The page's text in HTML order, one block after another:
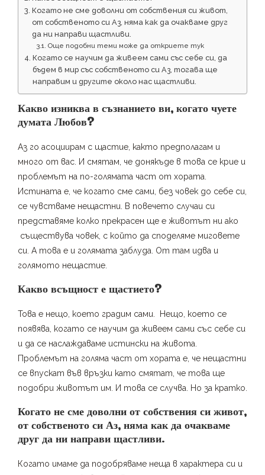
Когато не сме доволни от собствения си живот,
от собственото си Аз, няма как да очакваме друг
да ни направи щастливи.
Още подобни теми може да откриете тук
Когато се научим да живеем сами със себе си, да
бъдем в мир със собственото си Аз, тогава ще
направим и другите около нас щастливи.
Какво изниква в съзнанието ви, когато чуете
думата Любов?
Аз го асоциирам с щастие, както предполагам и
много от вас. И смятам, че донякъде в това се крие и
проблемът на по-голямата част от хората.
Истината е, че когато сме сами, без човек до себе си,
се чувстваме нещастни. В повечето случаи си
представяме колко прекрасен ще е животът ни ако
съществува човек, с който да споделяме миговете
си. А това е и голямата заблуда. От там идва и
голямото нещастие.
Какво всъщност е щастието?
Това е нещо, което градим сами. Нещо, което се
появява, когато се научим да живеем сами със себе си
и да се наслаждаваме истински на живота.
Проблемът на голяма част от хората е, че нещастни
се впускат във връзки като смятат, че това ще
подобри животът им. И това се случва. Но за кратко.
Когато не сме доволни от собствения си живот,
от собственото си Аз, няма как да очакваме
друг да ни направи щастливи.
Когато имаме да подобряваме неща в характера си и